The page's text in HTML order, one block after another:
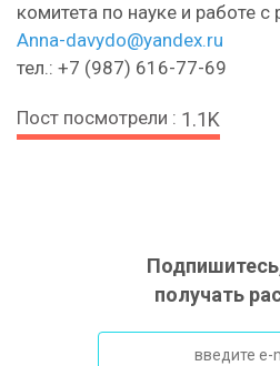
комитета по науке и работе с
Anna-davydo@yandex.ru
тел.: +7 (987) 616-77-69
Пост посмотрели : 1.1K
получать